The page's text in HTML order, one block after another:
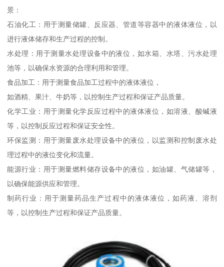
景：
石油化工：用于测量储罐、反应器、管道等容器中的液体液位，以
进行液体储存和生产过程的控制。
水处理：用于测量水处理设备中的液位，如水箱、水塔、污水处理
池等，以确保水资源的合理利用和管理。
食品加工：用于测量食品加工过程中的液体液位，
如酒精、果汁、牛奶等，以控制生产过程和保证产品质量。
化学工业：用于测量化学反应过程中的液体液位，如溶液、酸碱液
等，以控制反应过程和保证安全性。
环保监测：用于测量废水处理设备中的液位，以监测和控制废水处
理过程中的液位变化和流量。
能源行业：用于测量燃料储存设备中的液位，如油罐、气储罐等，
以确保能源供应和管理。
制药行业：用于测量药品生产过程中的液体液位，如药液、溶剂
等，以控制生产过程和保证产品质量。